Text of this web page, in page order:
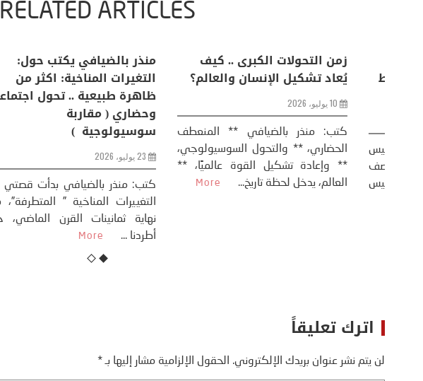
RELATED ARTICLES
زمن التحولات الكبرى .. كيف
يُعاد تشكيل الإنسان والعالم؟
كتب: منذر بالضيافي ** المنعطف
الحضاري، ** والتحول السوسيولوجي،
** وإعادة تشكيل القوة عالميًا، **
العالم، يدخل لحظة تاريخ...
More
تحليل اخباري/ أمريكا وايران:
عودة الحرب .. و “هرمز” مربط
الفرس
تحليل – منذر بالضيافي عاد الرئيس
الأمريكي دونالد ترامب إلى قصف
ايران، وذلك ردا على ما اعتبره الرئيس
اترك تعليقاً
لن يتم نشر عنوان بريدك الإلكتروني. الحقول الإلزامية مشار إليها بـ*